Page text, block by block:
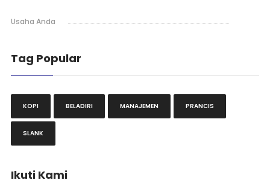
Usaha Anda
Tag Popular
KOPI BELADIRI MANAJEMEN PRANCIS
SLANK
Ikuti Kami